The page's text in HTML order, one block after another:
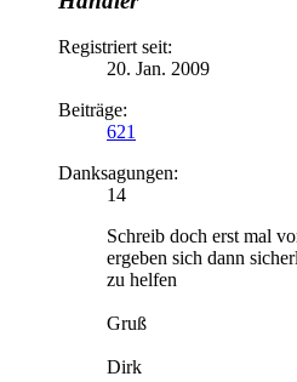
Registriert seit:
20. Jan. 2009
Beiträge:
621
Danksagungen:
14
Schreib doch erst mal
ergeben sich dann
zu helfen
Gruß
Dirk